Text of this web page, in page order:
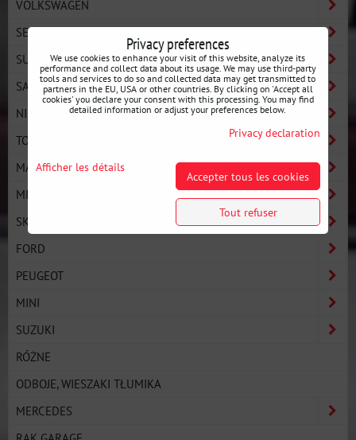
VOLKSWAGEN
SEAT
SUBARU
SAAB
NISSAN
TOYOTA
MAZDA
MITSUBISHI
SKODA
FORD
PEUGEOT
MINI
SUZUKI
RÓŻNE
ODBOJE, WIESZAKI TŁUMIKA
MERCEDES
Privacy preferences
We use cookies to enhance your visit of this website, analyze its
performance and collect data about its usage. We may use third-party
tools and services to do so and collected data may get transmitted to
partners in the EU, USA or other countries. By clicking on 'Accept all
cookies' you declare your consent with this processing. You may find
detailed information or adjust your preferences below.
Privacy declaration
Afficher les détails
Accepter tous les cookies
Tout refuser